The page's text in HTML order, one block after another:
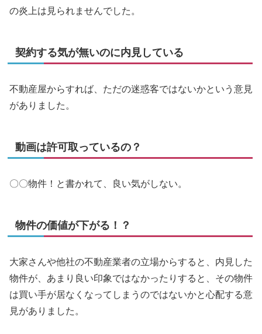
の炎上は見られませんでした。
契約する気が無いのに内見している
不動産屋からすれば、ただの迷惑客ではないかという意見
がありました。
動画は許可取っているの？
〇〇物件！と書かれて、良い気がしない。
物件の価値が下がる！？
大家さんや他社の不動産業者の立場からすると、内見した
物件が、あまり良い印象ではなかったりすると、その物件
は買い手が居なくなってしまうのではないかと心配する意
見がありました。